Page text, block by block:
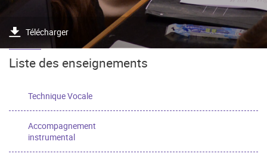
Télécharger
Liste des enseignements
Technique Vocale
Accompagnement
instrumental